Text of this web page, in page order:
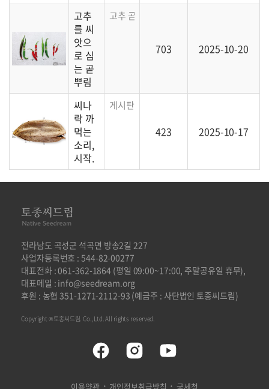
고추
를 씨
앗으
로 심
는 곧
뿌림
고추 곧뿌림(직파)에 대한 이야기
703 2025-10-20
씨나
락 까
먹는
소리,
시작.
게시판 소개
423 2025-10-17
전라남도 곡성군 석곡면 방송2길 227
사업자등록번호 : 544-82-00277
대표전화 : 061-362-1864 (평일 09:00~17:00, 주말공유일 휴무),
대표메일 : info@seedream.org
후원 : 농협 351-1271-2112-93 (예금주 : 사단법인 토종씨드림)
Copyright ©토종씨드림. Co.,Ltd. All rights reserved.
이용약관 · 개인정보취급방침 · 국세청